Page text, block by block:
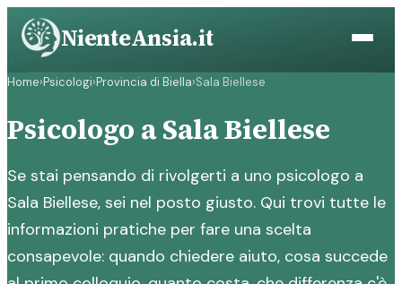
Vai
contenuto
NienteAnsia.it
Home›Psicologi›Provincia di Biella›Sala Biellese
Psicologo a Sala Biellese
Se stai pensando di rivolgerti a uno psicologo a
Sala Biellese, sei nel posto giusto. Qui trovi tutte le
informazioni pratiche per fare una scelta
consapevole: quando chiedere aiuto, cosa succede